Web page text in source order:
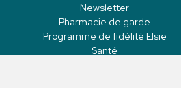
Newsletter
Pharmacie de garde
Programme de fidélité Elsie
Santé